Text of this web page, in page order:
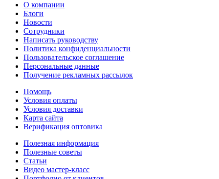
О компании
Блоги
Новости
Сотрудники
Написать руководству
Политика конфиденциальности
Пользовательское соглашение
Персональные данные
Получение рекламных рассылок
Помощь
Условия оплаты
Условия доставки
Карта сайта
Верификация оптовика
Полезная информация
Полезные советы
Статьи
Видео мастер-класс